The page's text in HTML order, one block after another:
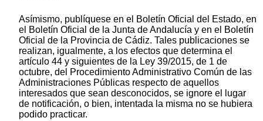
Asímismo, publíquese en el Boletín Oficial del Estado, en
el Boletín Oficial de la Junta de Andalucía y en el Boletín
Oficial de la Provincia de Cádiz. Tales publicaciones se
realizan, igualmente, a los efectos que determina el
artículo 44 y siguientes de la Ley 39/2015, de 1 de
octubre, del Procedimiento Administrativo Común de las
Administraciones Públicas respecto de aquellos
interesados que sean desconocidos, se ignore el lugar
de notificación, o bien, intentada la misma no se hubiera
podido practicar.